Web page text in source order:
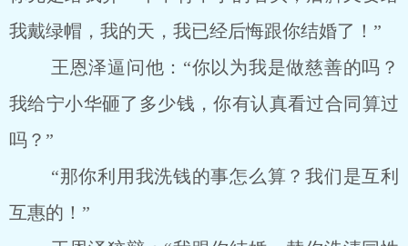
我戴绿帽，我的天，我已经后悔跟你结婚了！”
王恩泽逼问他：“你以为我是做慈善的吗？
我给宁小华砸了多少钱，你有认真看过合同算过
吗？”
“那你利用我洗钱的事怎么算？我们是互利
互惠的！”